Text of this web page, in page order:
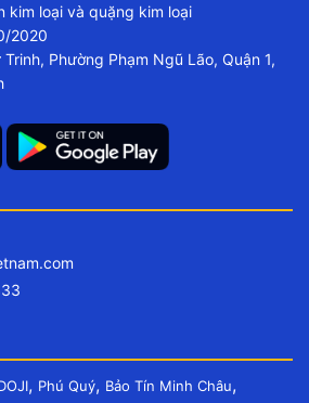
kim loại và quặng kim loại
2020
Phường Phạm Ngũ Lão, Quận 1,
, Phú Quý, Bảo Tín Minh Châu,